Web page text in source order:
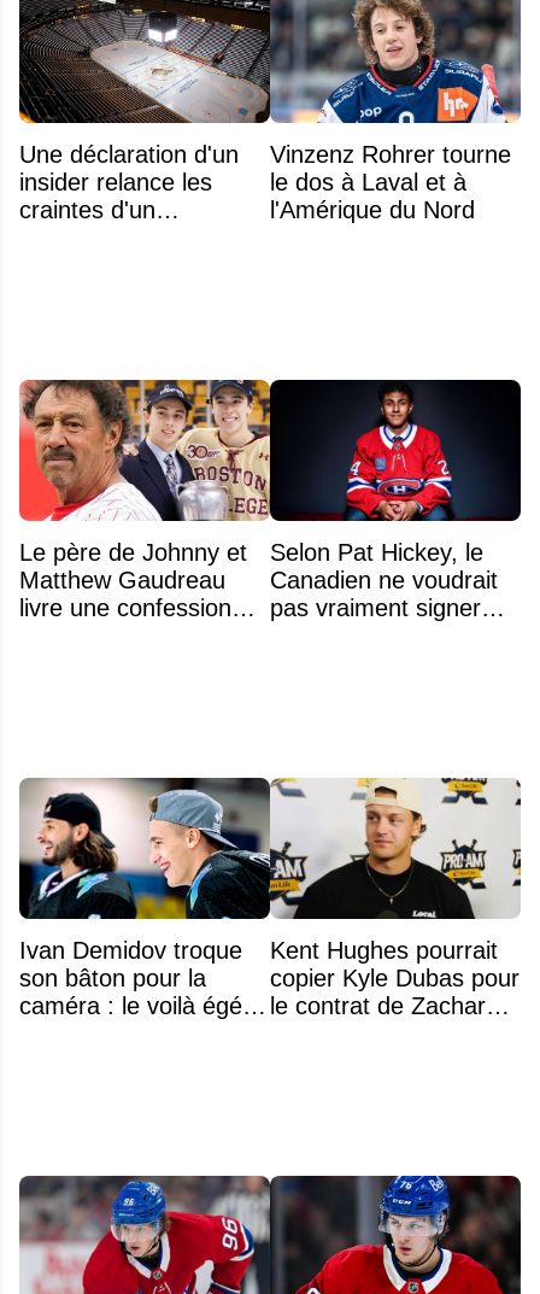
Une déclaration d'un
insider relance les
craintes d'un
Vinzenz Rohrer tourne
le dos à Laval et à
l'Amérique du Nord
Le père de Johnny et
Matthew Gaudreau
livre une confession
Selon Pat Hickey, le
Canadien ne voudrait
pas vraiment signer
Ivan Demidov troque
son bâton pour la
caméra : le voilà égérie
Kent Hughes pourrait
copier Kyle Dubas pour
le contrat de Zachary